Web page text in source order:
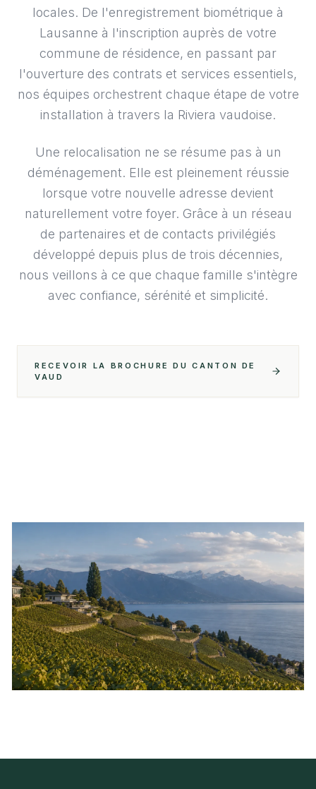
locales. De l'enregistrement biométrique à
Lausanne à l'inscription auprès de votre
commune de résidence, en passant par
l'ouverture des contrats et services essentiels,
nos équipes orchestrent chaque étape de votre
installation à travers la Riviera vaudoise.
Une relocalisation ne se résume pas à un
déménagement. Elle est pleinement réussie
lorsque votre nouvelle adresse devient
naturellement votre foyer. Grâce à un réseau
de partenaires et de contacts privilégiés
développé depuis plus de trois décennies,
nous veillons à ce que chaque famille s'intègre
avec confiance, sérénité et simplicité.
RECEVOIR LA BROCHURE DU CANTON DE
VAUD